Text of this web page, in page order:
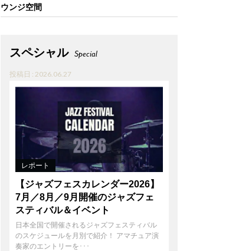
ウンジ空間
スペシャル Special
投稿日 : 2026.06.27
レポート
【ジャズフェスカレンダー2026】
7月／8月／9月開催のジャズフェ
スティバル＆イベント
日本全国で開催されるジャズフェスティバル
のスケジュールを月別で紹介！ アマチュア演
奏家のエントリーを･･･